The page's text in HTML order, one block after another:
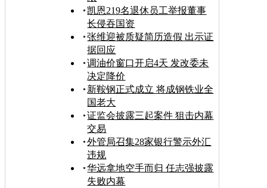
凯恩219名退休员工举报董事
长侵吞国资
张维迎被质疑简历造假 出示证
据回应
调油价窗口开启4天 发改委未
决定降价
新鞍钢正式成立 将成钢铁业全
国老大
证监会披露三起案件 狙击内幕
交易
外管局召集28家银行警示外汇
违规
华远拿地空手而归 任志强披露
失败内幕